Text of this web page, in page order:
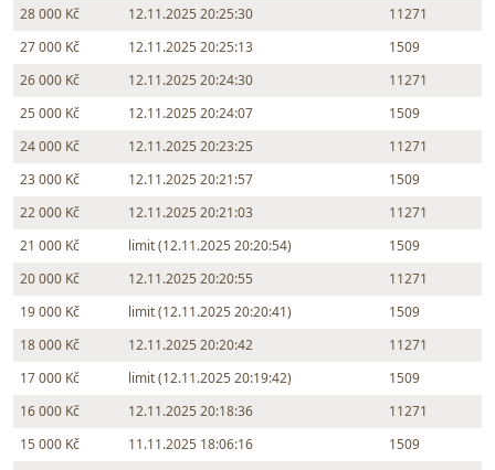
28 000 Kč
12.11.2025 20:25:30
11271
27 000 Kč
12.11.2025 20:25:13
1509
26 000 Kč
12.11.2025 20:24:30
11271
25 000 Kč
12.11.2025 20:24:07
1509
24 000 Kč
12.11.2025 20:23:25
11271
23 000 Kč
12.11.2025 20:21:57
1509
22 000 Kč
12.11.2025 20:21:03
11271
21 000 Kč
limit (12.11.2025 20:20:54)
1509
20 000 Kč
12.11.2025 20:20:55
11271
19 000 Kč
limit (12.11.2025 20:20:41)
1509
18 000 Kč
12.11.2025 20:20:42
11271
17 000 Kč
limit (12.11.2025 20:19:42)
1509
16 000 Kč
12.11.2025 20:18:36
11271
15 000 Kč
11.11.2025 18:06:16
1509